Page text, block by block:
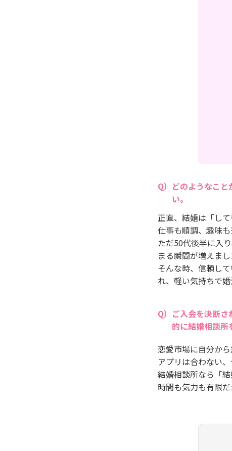
どのようなこ
い。
正直、結婚は「し
仕事も順調、趣味
ただ50代後半に入
まる瞬間が増えまし
そんな時、信頼し
れ、軽い気持ちで婚
ご入会を決断
的に結婚相談所
恋愛市場に自分か
アプリは合わない、
結婚相談所なら「
時間も気力も有限